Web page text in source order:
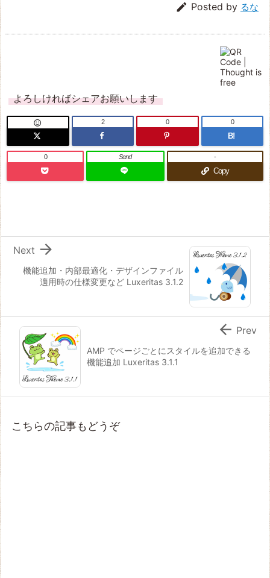
 Posted by るな
よろしければシェアお願いします
 2 0
B!
0
0 Send
Copy
-
機能追加・内部最適化・デザインファイル
適用時の仕様変更など Luxeritas 3.1.2

Next
AMP でページごとにスタイルを追加できる
機能追加 Luxeritas 3.1.1
 Prev
こちらの記事もどうぞ